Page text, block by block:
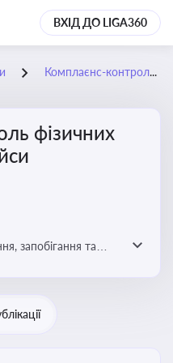
ВХІД ДО LIGA360
Комплаєнс-контроль фізичних осіб: практичні кейси
фізичних
запобігання та